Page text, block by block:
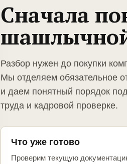
Сначала
Разбор нужен до покупки
Мы отделяем обязательное
и даем понятный порядок
труда и кадровой проверке.
Что уже готово
Проверим текущую